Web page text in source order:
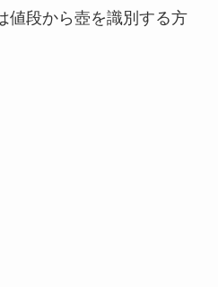
値段から壺を識別する方